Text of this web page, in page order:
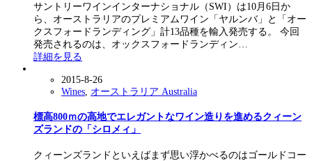
サントリーワインインターナショナル（SWI）は10月6日か
ら、オーストラリアのプレミアムワイン「ヤルンバ」と「オー
クスフォードランディング」計13品種を輸入発売する。 今回
発売されるのは、オックスフォードランディン…
詳細を見る
2015-8-26
Wines オーストラリア Australia
標高800ｍの高地でエレガントなワイン造りを進めるクィーン
ズランドの「シロメィ」
クィーンズランドといえばまず思い浮かべるのはゴールドコー